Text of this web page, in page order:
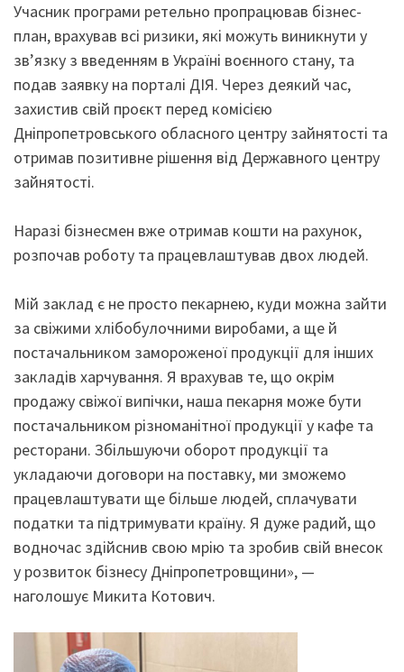
Учасник програми ретельно пропрацював бізнес-
план, врахував всі ризики, які можуть виникнути у
зв’язку з введенням в Україні воєнного стану, та
подав заявку на порталі ДІЯ. Через деякий час,
захистив свій проєкт перед комісією
Дніпропетровського обласного центру зайнятості та
отримав позитивне рішення від Державного центру
зайнятості.
Наразі бізнесмен вже отримав кошти на рахунок,
розпочав роботу та працевлаштував двох людей.
Мій заклад є не просто пекарнею, куди можна зайти
за свіжими хлібобулочними виробами, а ще й
постачальником замороженої продукції для інших
закладів харчування. Я врахував те, що окрім
продажу свіжої випічки, наша пекарня може бути
постачальником різноманітної продукції у кафе та
ресторани. Збільшуючи оборот продукції та
укладаючи договори на поставку, ми зможемо
працевлаштувати ще більше людей, сплачувати
податки та підтримувати країну. Я дуже радий, що
водночас здійснив свою мрію та зробив свій внесок
у розвиток бізнесу Дніпропетровщини», —
наголошує Микита Котович.